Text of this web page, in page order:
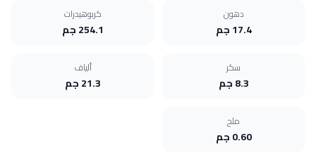
دهون
17.4 جم
كربوهيدرات
254.1 جم
سكر
8.3 جم
ألياف
21.3 جم
ملح
0.60 جم